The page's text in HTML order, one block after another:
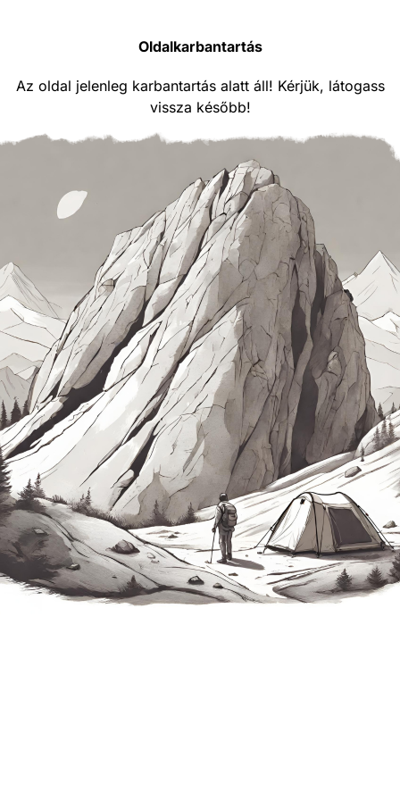
Oldalkarbantartás
Az oldal jelenleg karbantartás alatt áll! Kérjük, látogass
vissza később!